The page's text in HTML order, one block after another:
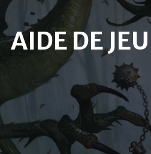
AIDE DE JEU